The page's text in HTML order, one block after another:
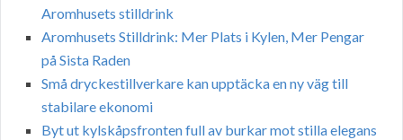
Aromhusets stilldrink
Aromhusets Stilldrink: Mer Plats i Kylen, Mer Pengar
på Sista Raden
Små dryckestillverkare kan upptäcka en ny väg till
stabilare ekonomi
Byt ut kylskåpsfronten full av burkar mot stilla elegans